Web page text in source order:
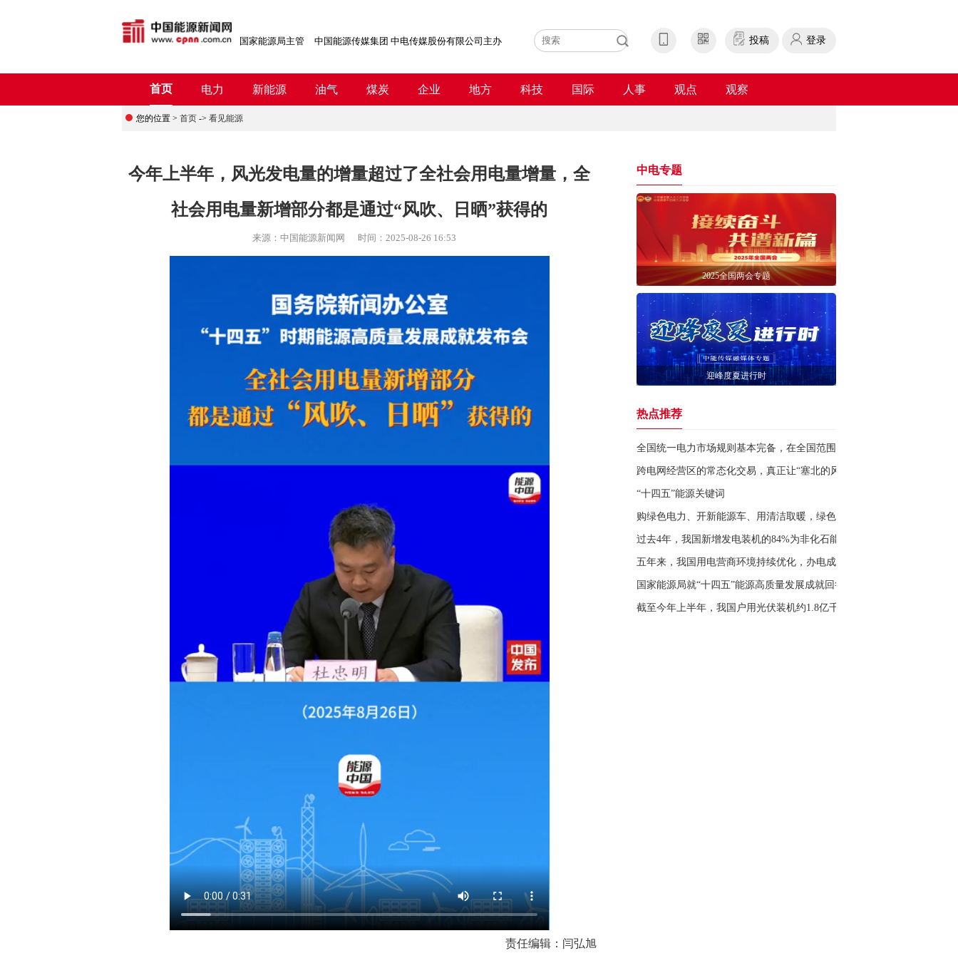
国家能源局主管 中国能源传媒集团 中电传媒股份有限公司主办 投稿 登录
首页 电力 新能源 油气 煤炭 企业 地方 科技 国际 人事 观点 观察
您的位置 > 首页 -> 看见能源
今年上半年，风光发电量的增量超过了全社会用电量增量，全
社会用电量新增部分都是通过“风吹、日晒”获得的
来源： 中国能源新闻网 时间： 2025-08-26 16:53
责任编辑：闫弘旭
中电专题
2025全国两会专题
迎峰度夏进行时
热点推荐
全国统一电力市场规则基本完备，在全国范围内统一了电力市场的“度量
跨电网经营区的常态化交易，真正让“塞北的风点亮湾区的灯”
“十四五”能源关键词
购绿色电力、开新能源车、用清洁取暖，绿色清洁低碳的用能方式日益普
过去4年，我国新增发电装机的84%为非化石能源发电装机，新增发电量
五年来，我国用电营商环境持续优化，办电成本显著降低，累计为用户节
国家能源局就“十四五”能源高质量发展成就回答中能传媒提问：我国建
截至今年上半年，我国户用光伏装机约1.8亿千瓦，每年可为农民增收约